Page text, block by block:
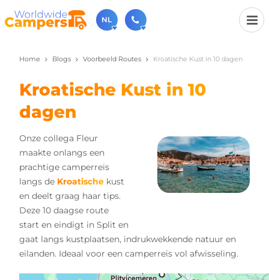
NL
030-6974964
sales@worldwidecampers.com
Home Blogs Voorbeeld Routes Kroatische Kust in 10 dagen
Kroatische Kust in 10
dagen
Onze collega Fleur
maakte onlangs een
prachtige camperreis
langs de Kroatische kust
en deelt graag haar tips.
Deze 10 daagse route
start en eindigt in Split en
gaat langs kustplaatsen, indrukwekkende natuur en
eilanden. Ideaal voor een camperreis vol afwisseling.